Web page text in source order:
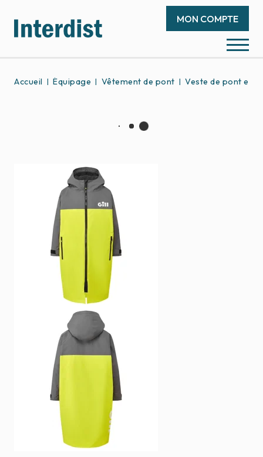
MON COMPTE
Accueil Équipage Vêtement de pont Veste de pont et